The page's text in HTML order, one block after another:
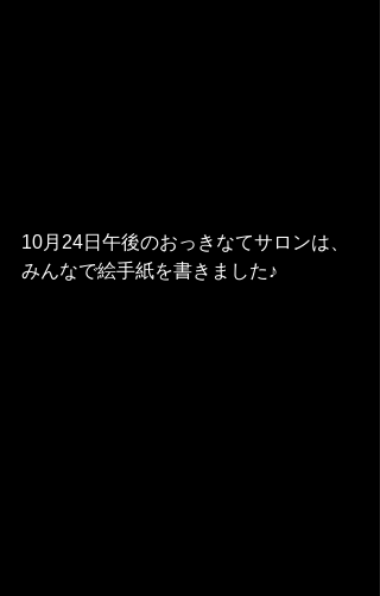
10月24日午後のおっきなてサロンは、
みんなで絵手紙を書きました♪